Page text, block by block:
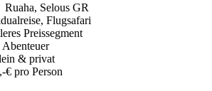
Ruaha, Selous GR
Flugsafari
Preissegment
Abenteuer
& privat
€ pro Person